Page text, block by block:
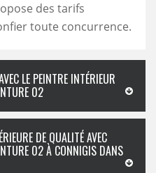
des tarifs
toute concurrence.
LE PEINTRE INTÉRIEUR
02
DE QUALITÉ AVEC
02 À CONNIGIS DANS